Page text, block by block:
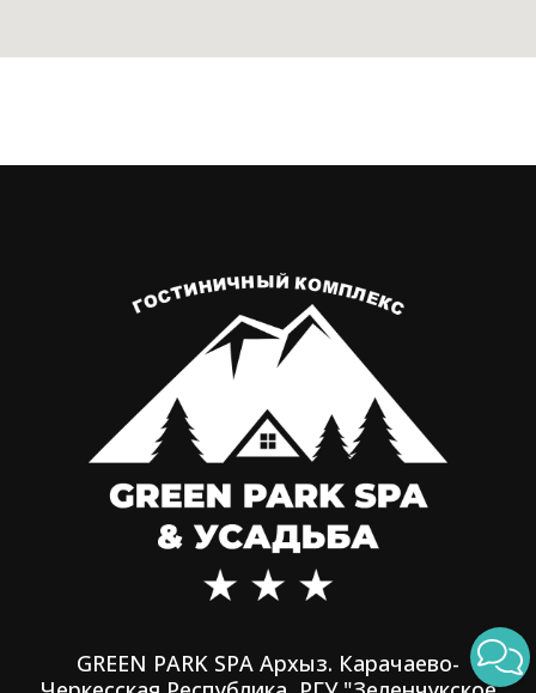
GREEN PARK SPA Архыз. Карачаево-